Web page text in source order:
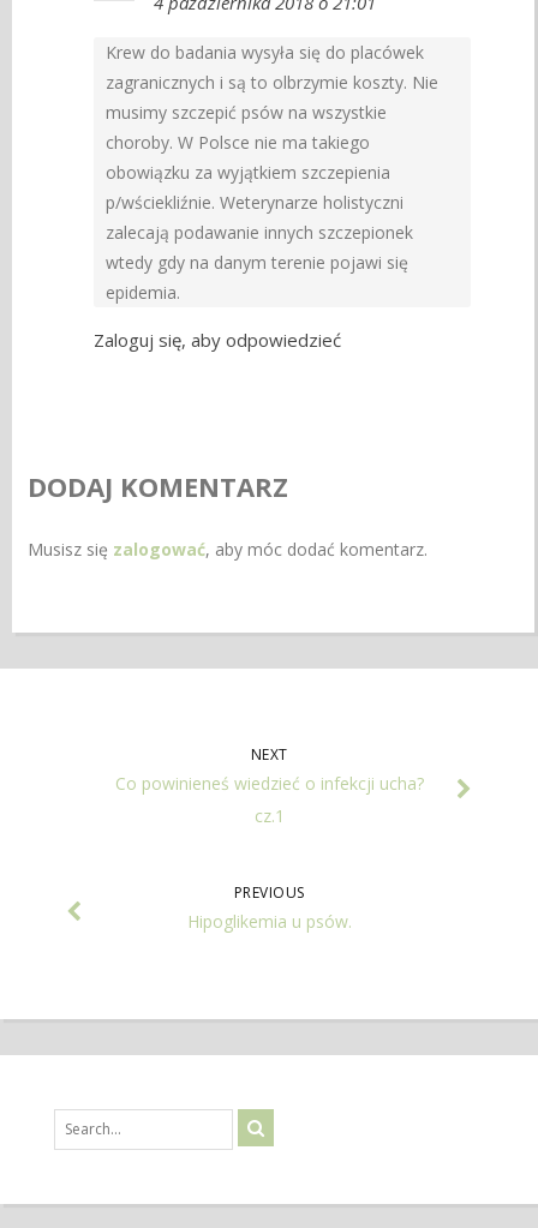
Krew do badania wysyła się do placówek
zagranicznych i są to olbrzymie koszty. Nie
musimy szczepić psów na wszystkie
choroby. W Polsce nie ma takiego
obowiązku za wyjątkiem szczepienia
p/wściekliźnie. Weterynarze holistyczni
zalecają podawanie innych szczepionek
wtedy gdy na danym terenie pojawi się
epidemia.
Zaloguj się, aby odpowiedzieć
DODAJ KOMENTARZ
Musisz się zalogować, aby móc dodać komentarz.
NEXT
Co powinieneś wiedzieć o infekcji ucha?
cz.1
PREVIOUS
Hipoglikemia u psów.